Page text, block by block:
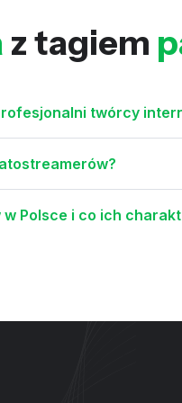
z tagiem
twórcy
Polsce i co ich